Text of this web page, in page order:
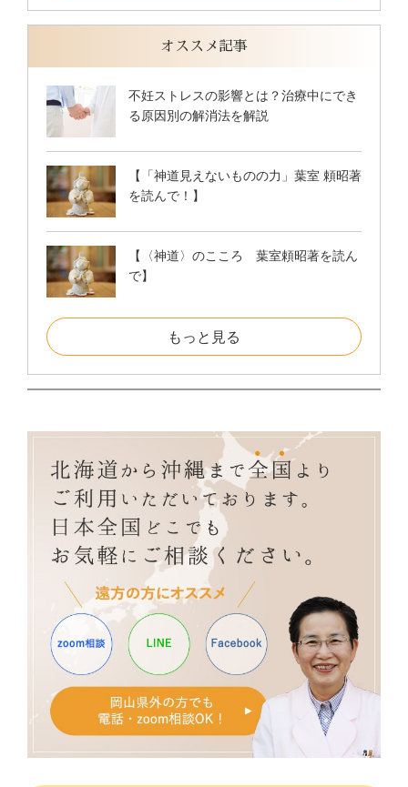
オススメ記事
不妊ストレスの影響とは？治療中にでき
る原因別の解消法を解説
【「神道見えないものの力」葉室 頼昭著
を読んで！】
【〈神道〉のこころ 葉室頼昭著を読ん
で】
もっと見る